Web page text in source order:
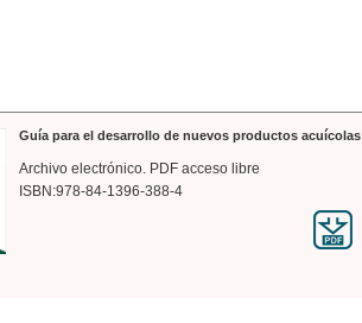
Guía para el desarrollo de nuevos productos acuícolas
Archivo electrónico. PDF acceso libre
ISBN:978-84-1396-388-4